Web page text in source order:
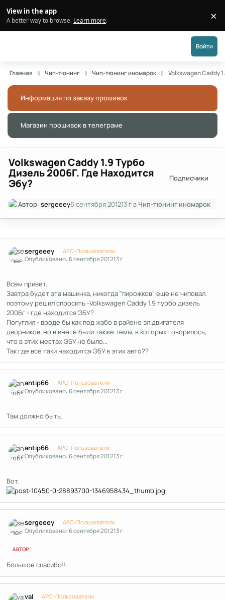
View in the app
A better way to browse. Learn more. ×
Войти
Главная Чип-тюнинг Чип-тюнинг иномарок Volkswagen Caddy
Информация по заказу прошивок
Магазин прошивок в телеграме
Volkswagen Caddy 1.9 Турбо
Дизель 2006Г. Где Находится
Эбу? Подписчики
Автор:sergeeey6 сентября 201213 г в Чип-тюнинг иномарок
sergeeey APC-Пользователи
Опубликовано:6 сентября 201213 г
Всем привет.
Завтра будет эта машинка, никогда "пирожков" еще не чиповал,
поэтому решил спросить -Volkswagen Caddy 1.9 турбо дизель
2006г - где находится ЭБУ?
Погуглил - вроде бы как под жабо в районе эл.двигателя
дворников, но в инете были также темы, в которых говорилось,
что в этих местах ЭБУ не было...
Так где все таки находится ЭБУ в этих авто??
antip66 APC-Пользователи
Опубликовано:6 сентября 201213 г
Там должно быть.
antip66 APC-Пользователи
Опубликовано:6 сентября 201213 г
Вот.
sergeeey APC-Пользователи
Опубликовано:6 сентября 201213 г
АВТОР
Большое спасибо!!
val APC-Пользователи